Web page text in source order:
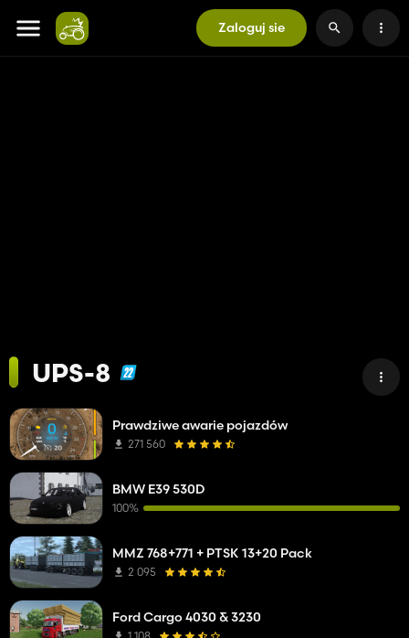
Zaloguj sie
UPS-8
Prawdziwe awarie pojazdów
271 560
BMW E39 530D
100%
MMZ 768+771 + PTSK 13+20 Pack
2 095
Ford Cargo 4030 & 3230